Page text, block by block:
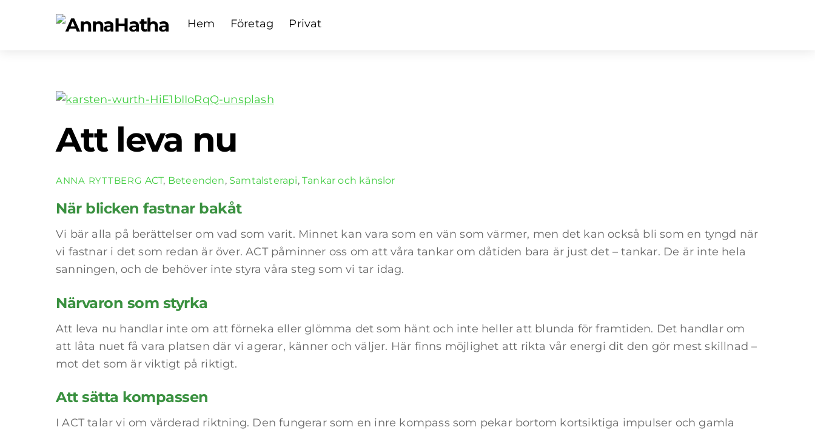
Hem Företag Privat
Att leva nu
ANNA RYTTBERG ACT, Beteenden, Samtalsterapi, Tankar och känslor
När blicken fastnar bakåt
Vi bär alla på berättelser om vad som varit. Minnet kan vara som en vän som värmer, men det kan också bli som en tyngd när
vi fastnar i det som redan är över. ACT påminner oss om att våra tankar om dåtiden bara är just det – tankar. De är inte hela
sanningen, och de behöver inte styra våra steg som vi tar idag.
Närvaron som styrka
Att leva nu handlar inte om att förneka eller glömma det som hänt och inte heller att blunda för framtiden. Det handlar om
att låta nuet få vara platsen där vi agerar, känner och väljer. Här finns möjlighet att rikta vår energi dit den gör mest skillnad –
mot det som är viktigt på riktigt.
Att sätta kompassen
I ACT talar vi om värderad riktning. Den fungerar som en inre kompass som pekar bortom kortsiktiga impulser och gamla